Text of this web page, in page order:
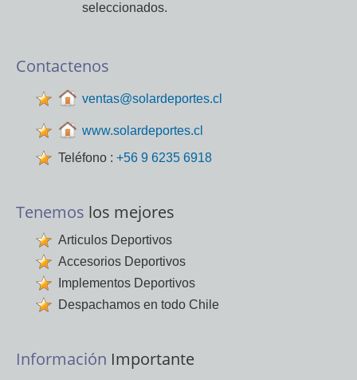
seleccionados.
Contactenos
ventas@solardeportes.cl
www.solardeportes.cl
Teléfono : +56 9 6235 6918
Tenemos los mejores
Articulos Deportivos
Accesorios Deportivos
Implementos Deportivos
Despachamos en todo Chile
Información Importante